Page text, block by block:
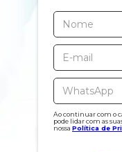
Ao continuar com o
pode lidar com as
nossa Política de